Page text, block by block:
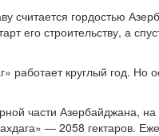
считается гордостью
его строительству, а
работает круглый год.
части Азербайджана,
— 2058 гектаров.